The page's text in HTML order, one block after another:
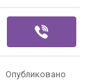
Опубликовано